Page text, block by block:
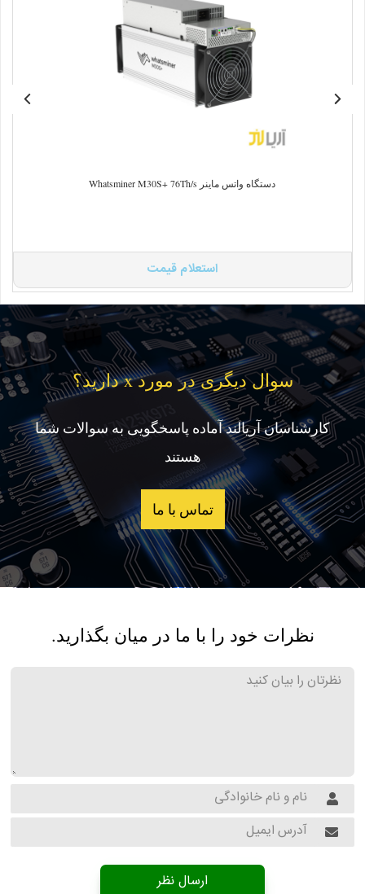
دستگاه واتس ماینر Whatsminer M30S+ 76Th/s
استعلام قیمت
سوال دیگری در مورد x دارید؟
کارشناسان آریالند آماده پاسخگویی به سوالات شما
هستند
تماس با ما
نظرات خود را با ما در میان بگذارید.
ارسال نظر